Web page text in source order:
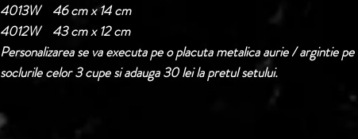
4013W 46 cm x 14 cm
4012W 43 cm x 12 cm
Personalizarea se va executa pe o placuta metalica aurie / argintie pe
soclurile celor 3 cupe si adauga 30 lei la pretul setului.